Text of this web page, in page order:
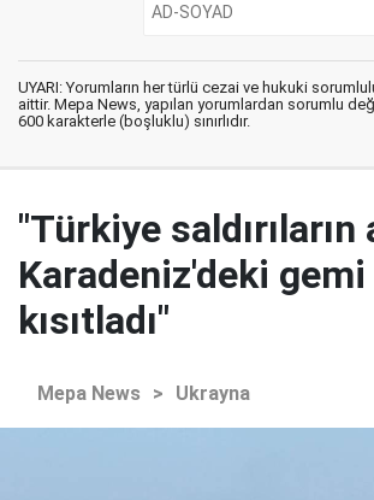
UYARI: Yorumların her türlü cezai ve hukuki
aittir. Mepa News, yapılan yorumlardan sorumlu
600 karakterle (boşluklu) sınırlıdır.
"Türkiye saldırıların
Karadeniz'deki
kısıtladı"
Mepa News > Ukrayna